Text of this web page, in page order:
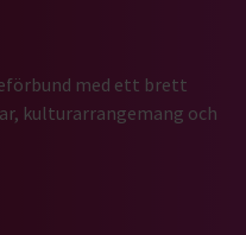
med ett brett
kulturarrangemang och